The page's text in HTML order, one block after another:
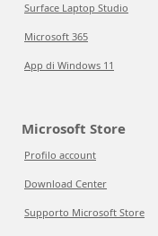
Surface Laptop Studio
Microsoft 365
App di Windows 11
Microsoft Store
Profilo account
Download Center
Supporto Microsoft Store